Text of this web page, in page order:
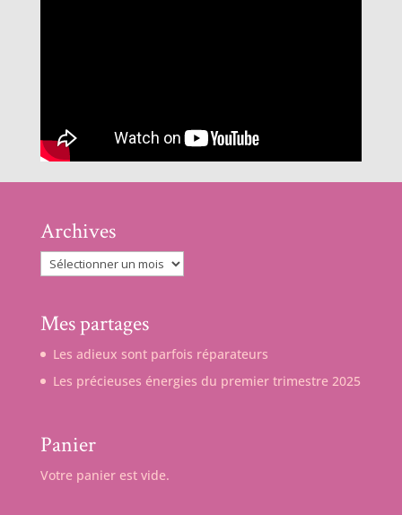
Archives
Archives
Mes partages
Les adieux sont parfois réparateurs
Les précieuses énergies du premier trimestre 2025
Panier
Votre panier est vide.